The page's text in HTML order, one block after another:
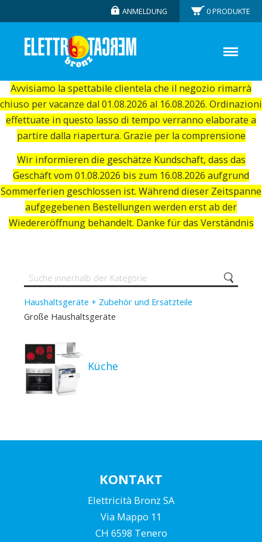
Avvisiamo la spettabile clientela che il negozio rimarrà
chiuso per vacanze dal 01.08.2026 al 16.08.2026. Ordinazioni
effettuate in questo lasso di tempo verranno elaborate a
partire dalla riapertura. Grazie per la comprensione
Wir informieren die geschätze Kundschaft, dass das
Geschäft vom 01.08.2026 bis zum 16.08.2026 aufgrund
Sommerferien geschlossen ist. Während dieser Zeitspanne
aufgegebenen Bestellungen werden erst ab der
Wiedereröffnung behandelt. Danke für das Verständnis
ANMELDUNG 0PRODUKTE
Haushaltsgeräte + Zubehör und Ersatzteile
Große Haushaltsgeräte
Küche
KONTAKT
Elettricità Bronz SA
Via Mappo 11
CH 6598 Tenero